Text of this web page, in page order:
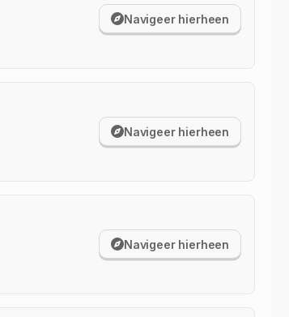
Navigeer hierheen
Navigeer hierheen
Navigeer hierheen